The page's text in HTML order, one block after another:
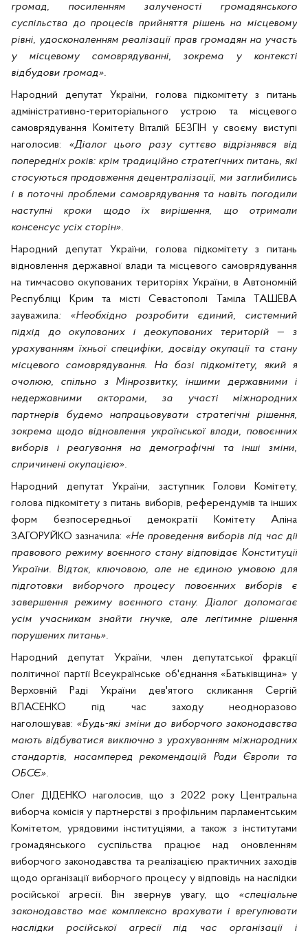
громад, посиленням залученості громадянського
суспільства до процесів прийняття рішень на місцевому
рівні, удосконаленням реалізації прав громадян на участь
у місцевому самоврядуванні, зокрема у контексті
відбудови громад».
Народний депутат України, голова підкомітету з питань
адміністративно-територіального устрою та місцевого
самоврядування Комітету Віталій БЕЗГІН у своєму виступі
наголосив: «Діалог цього разу суттєво відрізнявся від
попередніх років: крім традиційно стратегічних питань, які
стосуються продовження децентралізації, ми заглибились
і в поточні проблеми самоврядування та навіть погодили
наступні кроки щодо їх вирішення, що отримали
консенсус усіх сторін».
Народний депутат України, голова підкомітету з питань
відновлення державної влади та місцевого самоврядування
на тимчасово окупованих територіях України, в Автономній
Республіці Крим та місті Севастополі Таміла ТАШЕВА
зауважила: «Необхідно розробити єдиний, системний
підхід до окупованих і деокупованих територій — з
урахуванням їхньої специфіки, досвіду окупації та стану
місцевого самоврядування. На базі підкомітету, який я
очолюю, спільно з Мінрозвитку, іншими державними і
недержавними акторами, за участі міжнародних
партнерів будемо напрацьовувати стратегічні рішення,
зокрема щодо відновлення української влади, повоєнних
виборів і реагування на демографічні та інші зміни,
спричинені окупацією».
Народний депутат України, заступник Голови Комітету,
голова підкомітету з питань виборів, референдумів та інших
форм безпосередньої демократії Комітету Аліна
ЗАГОРУЙКО зазначила: «Не проведення виборів під час дії
правового режиму воєнного стану відповідає Конституції
України. Відтак, ключовою, але не єдиною умовою для
підготовки виборчого процесу повоєнних виборів є
завершення режиму воєнного стану. Діалог допомагає
усім учасникам знайти гнучке, але легітимне рішення
порушених питань».
Народний депутат України, член депутатської фракції
політичної партії Всеукраїнське об'єднання «Батьківщина» у
Верховній Раді України дев'ятого скликання Сергій
ВЛАСЕНКО під час заходу неодноразово
наголошував: «Будь-які зміни до виборчого законодавства
мають відбуватися виключно з урахуванням міжнародних
стандартів, насамперед рекомендацій Ради Європи та
ОБСЄ».
Олег ДІДЕНКО наголосив, що з 2022 року Центральна
виборча комісія у партнерстві з профільним парламентським
Комітетом, урядовими інституціями, а також з інститутами
громадянського суспільства працює над оновленням
виборчого законодавства та реалізацією практичних заходів
щодо організації виборчого процесу у відповідь на наслідки
російської агресії. Він звернув увагу, що «спеціальне
законодавство має комплексно врахувати і врегулювати
наслідки російської агресії під час організації і